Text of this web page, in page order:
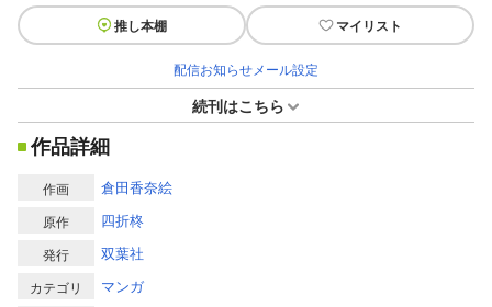
推し本棚 マイリスト
配信お知らせメール設定
続刊はこちら
作品詳細
作画 倉田香奈絵
原作 四折柊
発行 双葉社
カテゴリ マンガ